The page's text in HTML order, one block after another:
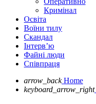
Кримінал
Освіта
Воїни тилу
Скандал
Інтерв’ю
Файні люди
Співпраця
arrow_back Home
keyboard_arrow_right